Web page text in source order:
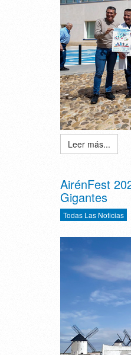
Leer más...
AirénFest
Gigantes
Todas Las Noticias